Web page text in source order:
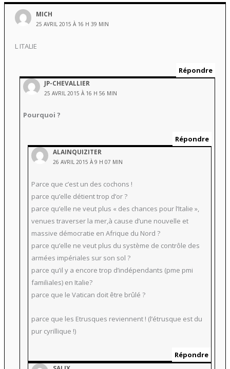
MICH
25 AVRIL 2015 À 16 H 39 MIN
L ITALIE
Répondre
JP-CHEVALLIER
25 AVRIL 2015 À 16 H 56 MIN
Pourquoi ?
Répondre
ALAINQUIZITER
26 AVRIL 2015 À 9 H 07 MIN
Parce que c’est un des cochons !
parce qu’elle détient trop d’or ?
parce qu’elle ne veut plus « des chances pour l’Italie »,
venues traverser la mer,à cause d’une nouvelle et
massive démocratie en Afrique du Nord ?
parce qu’elle ne veut plus du système de contrôle des
armées impériales sur son sol ?
parce qu’il y a encore trop d’indépendants (pme pmi
familiales) en Italie?
parce que le Vatican doit être brûlé ?
parce que les Etrusques reviennent ! (l’étrusque est du
pur cyrillique !)
Répondre